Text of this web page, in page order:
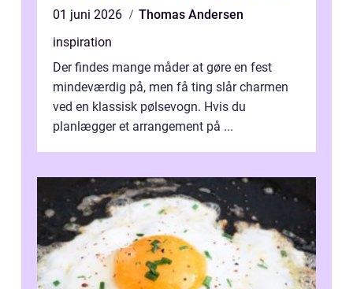
01 juni 2026
Thomas Andersen
inspiration
Der findes mange måder at gøre en fest
mindeværdig på, men få ting slår charmen
ved en klassisk pølsevogn. Hvis du
planlægger et arrangement på ...